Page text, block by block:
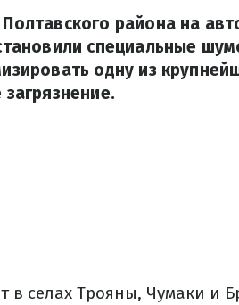
района на
специальные
одну из
в селах Трояны, Чумаки и